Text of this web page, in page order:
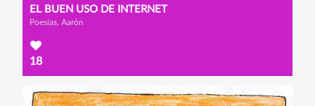
EL BUEN USO DE INTERNET
Poesías, Aarón
18